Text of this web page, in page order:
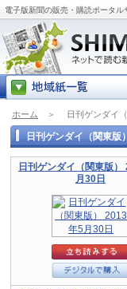
電子版新聞の販売・購読ポータ
ホーム ＞ 日刊ゲンダイ
日刊ゲンダイ（関東版
日刊ゲンダイ（関東版）
月30日